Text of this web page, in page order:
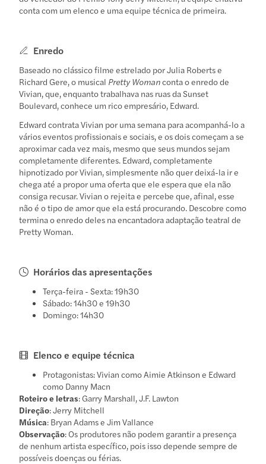
conta com um elenco e uma equipe técnica de primeira.
Enredo
Baseado no clássico filme estrelado por Julia Roberts e
Richard Gere, o musical Pretty Womanconta o enredo de
Vivian, que, enquanto trabalhava nas ruas da Sunset
Boulevard, conhece um rico empresário, Edward.
Edward contrata Vivian por uma semana para acompanhá-lo a
vários eventos profissionais e sociais, e os dois começam a se
aproximar cada vez mais, mesmo que seus mundos sejam
completamente diferentes. Edward, completamente
hipnotizado por Vivian, simplesmente não quer deixá-la ir e
chega até a propor uma oferta que ele espera que ela não
consiga recusar. Vivian o rejeita e percebe que, afinal, esse
não é o tipo de amor que ela está procurando. Descobre como
termina o enredo deles na encantadora adaptação teatral de
Pretty Woman.
Horários das apresentações
Terça-feira - Sexta: 19h30
Sábado: 14h30 e 19h30
Domingo: 14h30
Elenco e equipe técnica
Protagonistas: Vivian como Aimie Atkinson e Edward
como Danny Macn
Roteiro e letras: Garry Marshall, J.F. Lawton
Direção: Jerry Mitchell
Música: Bryan Adams e Jim Vallance
Observação: Os produtores não podem garantir a presença
de nenhum artista específico, pois isso depende sempre de
possíveis doenças ou férias.